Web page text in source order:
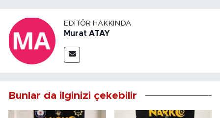
EDITÖR HAKKINDA
Murat ATAY
Bunlar da ilginizi çekebilir